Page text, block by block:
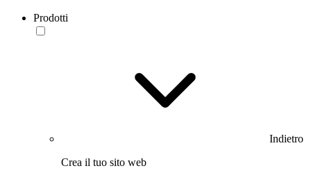
Prodotti
Indietro
Crea il tuo sito web